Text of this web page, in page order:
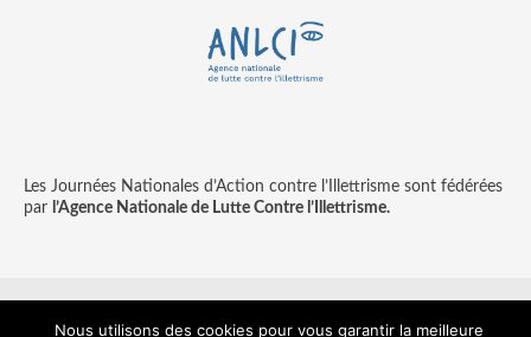
Les Journées Nationales d’Action contre l’Illettrisme sont fédérées
par l’Agence Nationale de Lutte Contre l’Illettrisme.
Nous utilisons des cookies pour vous garantir la meilleure